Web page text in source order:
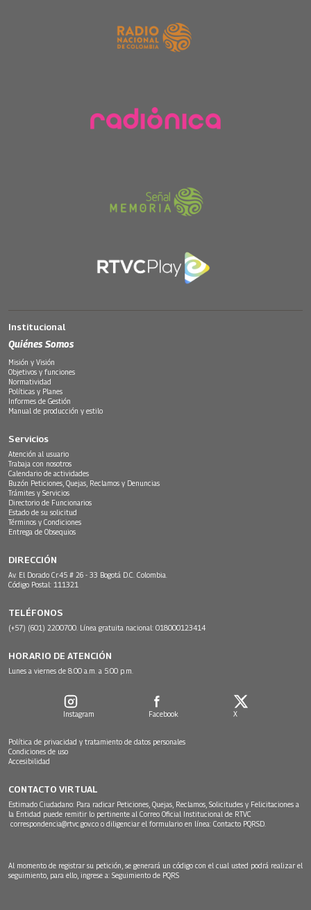
Institucional
Quiénes Somos
Misión y Visión
Objetivos y funciones
Normatividad
Políticas y Planes
Informes de Gestión
Manual de producción y estilo
Servicios
Atención al usuario
Trabaja con nosotros
Calendario de actividades
Buzón Peticiones, Quejas, Reclamos y Denuncias
Trámites y Servicios
Directorio de Funcionarios
Estado de su solicitud
Términos y Condiciones
Entrega de Obsequios
DIRECCIÓN
Av. El Dorado Cr.45 # 26 - 33 Bogotá D.C. Colombia.
Código Postal: 111321
TELÉFONOS
(+57) (601) 2200700. Línea gratuita nacional: 018000123414
HORARIO DE ATENCIÓN
Lunes a viernes de 8:00 a.m. a 5:00 p.m.
Instagram Facebook X
Política de privacidad y tratamiento de datos personales
Condiciones de uso
Accesibilidad
CONTACTO VIRTUAL
Estimado Ciudadano: Para radicar Peticiones, Quejas, Reclamos, Solicitudes y Felicitaciones a
la Entidad puede remitir lo pertinente al Correo Oficial Institucional de RTVC
correspondencia@rtvc.gov.co o diligenciar el formulario en línea: Contacto PQRSD.
Al momento de registrar su petición, se generará un código con el cual usted podrá realizar el
seguimiento, para ello, ingrese a: Seguimiento de PQRS